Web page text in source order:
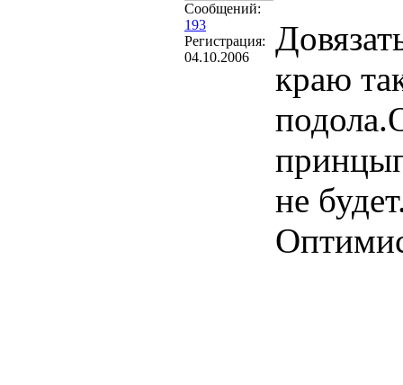
Сообщений:
193
Регистрация:
04.10.2006
краю
не